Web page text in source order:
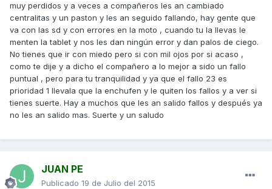
muy perdidos y a veces a compañeros les an cambiado
centralitas y un paston y les an seguido fallando, hay gente que
va con las sd y con errores en la moto , cuando tu la llevas le
menten la tablet y nos les dan ningún error y dan palos de ciego.
No tienes que ir con miedo pero si con mil ojos por si acaso ,
como te dije y a dicho el compañero a lo mejor a sido un fallo
puntual , pero para tu tranquilidad y ya que el fallo 23 es
prioridad 1 llevala que la enchufen y le quiten los fallos y a ver si
tienes suerte. Hay a muchos que les an salido fallos y después ya
no les an salido mas. Suerte y un saludo
JUAN PE
Publicado 19 de Julio del 2015